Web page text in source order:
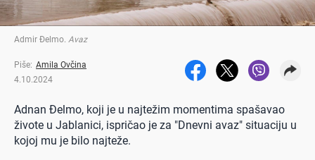
Admir Đelmo. Avaz
Piše: Amila Ovčina
4.10.2024
Adnan Đelmo, koji je u najtežim momentima spašavao
živote u Jablanici, ispričao je za "Dnevni avaz" situaciju u
kojoj mu je bilo najteže.